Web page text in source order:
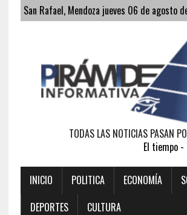
San Rafael, Mendoza jueves 06 de agosto
TODAS LAS NOTICIAS PASAN
El tiempo -
INICIO POLITICA ECONOMÍA
DEPORTES
CULTURA